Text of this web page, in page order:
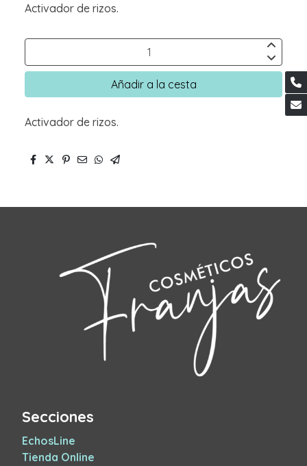
Activador de rizos.
Añadir a la cesta
Activador de rizos.
Secciones
EchosLine
Tienda Online